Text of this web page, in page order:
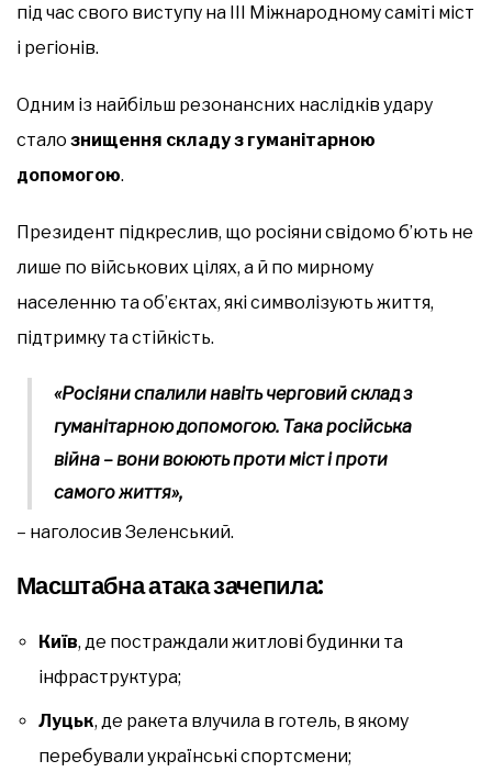
під час свого виступу на III Міжнародному саміті міст
і регіонів.
Одним із найбільш резонансних наслідків удару
стало знищення складу з гуманітарною
допомогою.
Президент підкреслив, що росіяни свідомо б’ють не
лише по військових цілях, а й по мирному
населенню та об’єктах, які символізують життя,
підтримку та стійкість.
«Росіяни спалили навіть черговий склад з
гуманітарною допомогою. Така російська
війна – вони воюють проти міст і проти
самого життя»,
– наголосив Зеленський.
Масштабна атака зачепила:
Київ, де постраждали житлові будинки та
інфраструктура;
Луцьк, де ракета влучила в готель, в якому
перебували українські спортсмени;